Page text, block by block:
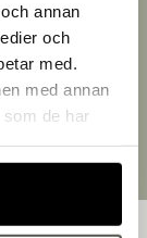
annan
och
med.
med annan
de har